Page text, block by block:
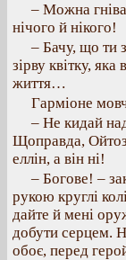
– Можна
нічого й нікого!
– Бачу, що ти
зірву квітку,
життя…
Гарміоне
– Не кидай
Щоправда,
еллін, а він ні!
– Богове! –
рукою круглі
дайте й мені
добути серцем.
обоє, перед